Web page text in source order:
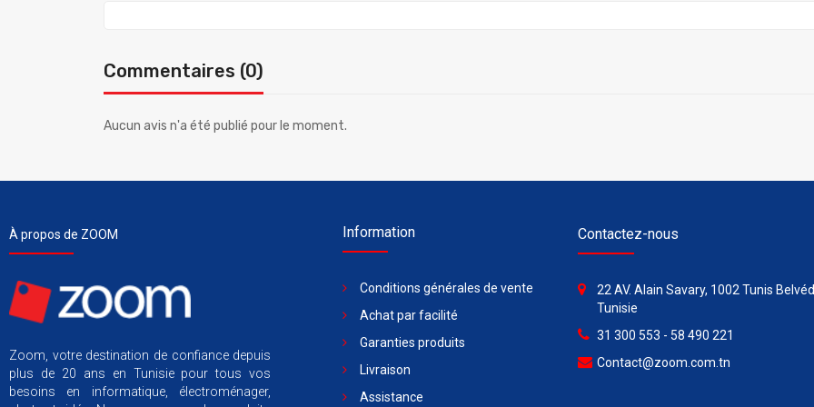
Commentaires (0)
Aucun avis n'a été publié pour le moment.
À propos de ZOOM
Zoom, votre destination de confiance depuis
plus de 20 ans en Tunisie pour tous vos
besoins en informatique, électroménager,
Information
Conditions générales de vente
Achat par facilité
Garanties produits
Livraison
Assistance
Contactez-nous
22 AV. Alain Savary, 1002 Tunis
Tunisie
31 300 553 - 58 490 221
Contact@zoom.com.tn